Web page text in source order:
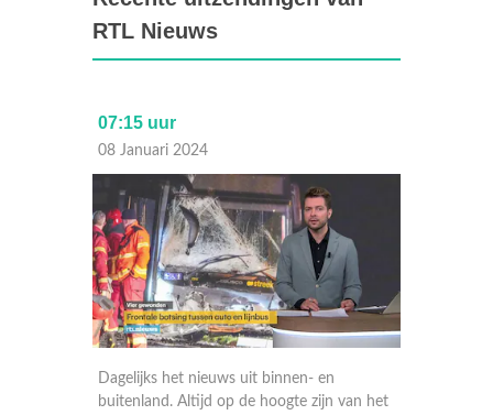
RTL Nieuws
07:15 uur
08 Januari 2024
Dagelijks het nieuws uit binnen- en
buitenland. Altijd op de hoogte zijn van het